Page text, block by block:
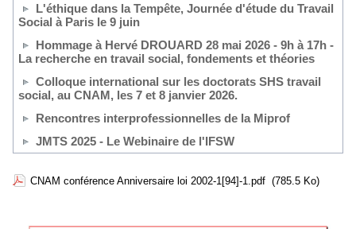
L'éthique dans la Tempête, Journée d'étude du Travail
Social à Paris le 9 juin
Hommage à Hervé DROUARD 28 mai 2026 - 9h à 17h -
La recherche en travail social, fondements et théories
Colloque international sur les doctorats SHS travail
social, au CNAM, les 7 et 8 janvier 2026.
Rencontres interprofessionnelles de la Miprof
JMTS 2025 - Le Webinaire de l'IFSW
CNAM conférence Anniversaire loi 2002-1[94]-1.pdf (785.5 Ko)